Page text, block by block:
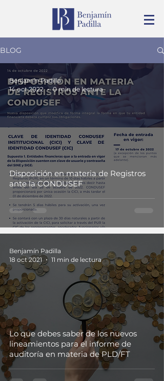
BLOG
Disposición en materia de Registros
ante la CONDUSEF
Benjamín Padilla
14 oct 2022
0 min de lectura
Lo que debes saber de los nuevos
lineamientos para el informe de
auditoría en materia de PLD/FT
Benjamín Padilla
18 oct 2021
11 min de lectura